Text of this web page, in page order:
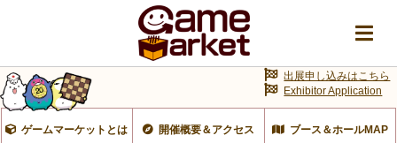
ゲームマーケットとは 開催概要＆アクセス ブース＆ホールMAP
出展申し込みはこちら
Exhibitor Application